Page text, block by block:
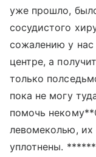
уже прошло,
сосудистого
сожалению у нас
центре, а
только
пока не могу
помочь
левомеколью, их
уплотнены.